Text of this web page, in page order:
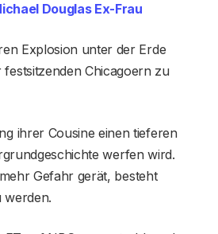
Douglas Ex-Frau
Explosion unter der Erde
Chicagoern zu
ihrer Cousine einen tieferen
werfen wird.
Gefahr gerät, besteht
werden.